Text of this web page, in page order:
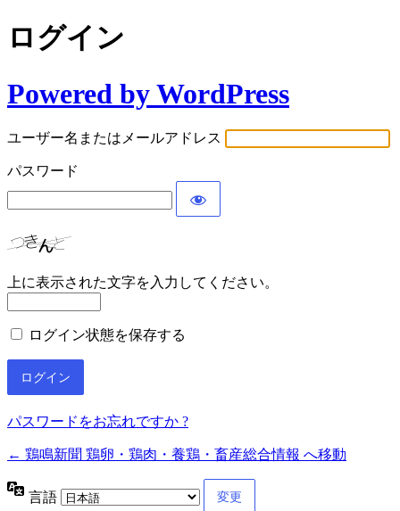
ログイン
Powered by WordPress
ユーザー名またはメールアドレス
パスワード
上に表示された文字を入力してください。
ログイン状態を保存する
パスワードをお忘れですか ?
← 鶏鳴新聞 鶏卵・鶏肉・養鶏・畜産総合情報 へ移動
言語